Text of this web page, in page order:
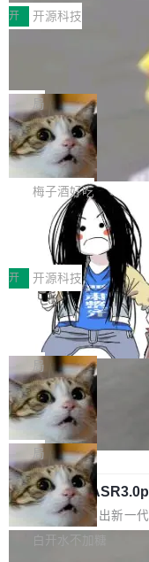
持续开源更多基于UCL-
件。 腾讯网平团队在
个独立于业务线程的全
经开始引入 AI Coding
型或企业内部部署模型
Coding 从个人辅助工
级应用，企业在规模化
可控性和代码质量提出
安全与合规要求。对于
有云模型能够满足快速
但对于金融、能源、医
智能应用典型案例名单
各领域的应用成果，覆
产品应用、支撑保障、
AI算力网关（AI创新平
各业的Agent走向规模
渐丰富，用户关注的重
让AI用起来，还要进一
Token花在哪里、算力
续增长的AI成本该如何
正是围绕这些实际问题
理两个方面，让用户的
得住、用得稳、省得下
始，Token使用一目...
开 开源科技
Jeff Dean 离开
束，一个实验室的开始
Google 员工编号 20。
Bigtable 作者之一。
Gemini 的架构师。
ean 在 Google 工作了
不是一个人走。一同离
wat（Google 员工编
年的编程搭档，
作者）、Quoc Le（
q2Seq 和 DocAI 的共
yals（Gemini 联合负责
局
🔥 SolonCode
字体可调、22 种语言
打开终端就能上岗的全
把「看得清、用母语、
齐。 SolonCode 是什
耳科技研发的企业级
中文驱动的数字员工，
骤、编写代码。不挑模
装完即用。 开源地址：
b 安装 支持 Java 8+（
x / Windows /
x / Harmony PC curl -
r.org/solon...
梅子酒好吃
让“代码语义理解”深
价值潜能：华为云码
代码仓技术解析
一、代码仓深度理解技
程实践中，代码仓是企
体。企业级代码仓库通
个文件，其规模远超单
文窗口。随着项目规模
不断累积，代码仓中的
务逻辑等关键信息往往
件之中，形成高度复杂
代码检索手段（如关键
在语法层面完成文本定
内涵与结构关联，导致
理解大规模代码仓时面
颈。 代码仓深度理解服
e深度理解服务"）是华
开 开源科技
一条“删库”命令跑 17
师删光 89TB 数据只为
最高人民检察院8月4日
名90后算法工程师王某
服务器空间，删光了公
数据。 王某2024年1月
短剧部门，有互联网大
调整期间，部门三次通
移到B集群，王某都回复
数据。2024年9月3日下
的账号密码进入A集群，
称为"删库跑路"的命令
局
Cloudflare 分享推理
che 量化 + 权重压缩
1%，成本降 30%
Kimi 和 GLM 是当前最
它们有一个共同的问题
的 Kimi K 系列和智谱的
oE 架构的大模型，好用
存永远不够用。
一直在跑这些模型的推
局
腾讯混元 Hy
腾讯混元正式推出新一
3.0preview。基于最新
白开水不加糖